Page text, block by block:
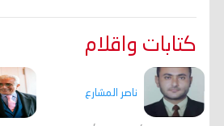
كتابات واقلام
ناصر المشارع